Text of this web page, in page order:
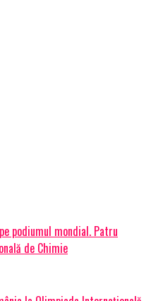
podiumul mondial. Patru
de Chimie